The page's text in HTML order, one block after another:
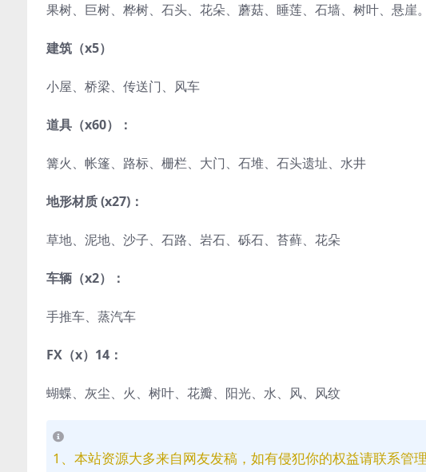
果树、巨树、桦树、石头、花朵、蘑菇、睡莲、石墙、树叶、悬崖。
建筑（x5）
小屋、桥梁、传送门、风车
道具（x60）：
篝火、帐篷、路标、栅栏、大门、石堆、石头遗址、水井
地形材质 (x27)：
草地、泥地、沙子、石路、岩石、砾石、苔藓、花朵
车辆（x2）：
手推车、蒸汽车
FX（x）14：
蝴蝶、灰尘、火、树叶、花瓣、阳光、水、风、风纹
1、本站资源大多来自网友发稿，如有侵犯你的权益请联系管